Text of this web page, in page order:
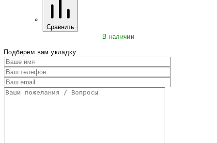
Сравнить
В наличии
Подберем вам укладку